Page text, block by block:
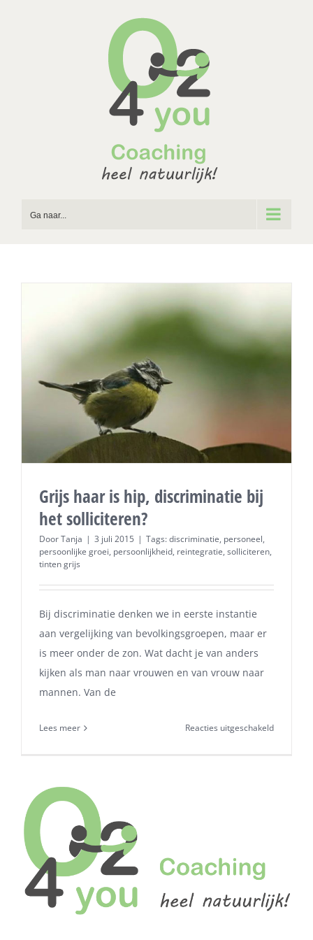
Ga naar...
Grijs haar is hip, discriminatie bij
het solliciteren?
DoorTanja | 3 juli 2015 | Tags:discriminatie, personeel,
persoonlijke groei, persoonlijkheid, reintegratie, solliciteren,
tinten grijs
Bij discriminatie denken we in eerste instantie
aan vergelijking van bevolkingsgroepen, maar er
is meer onder de zon. Wat dacht je van anders
kijken als man naar vrouwen en van vrouw naar
mannen. Van de
Lees meer Reacties uitgeschakeldvoor